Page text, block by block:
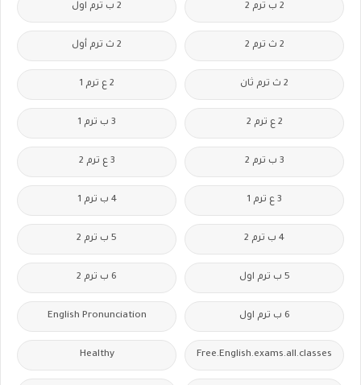
2 ب ترم 2 2 ب ترم اول
2 ث ترم 2 2 ث ترم أول
2 ث ترم ثان 2 ع ترم 1
2 ع ترم 2 3 ب ترم 1
3 ب ترم 2 3 ع ترم 2
3 ع ترم 1 4 ب ترم 1
4 ب ترم 2 5 ب ترم 2
5 ب ترم اول 6 ب ترم 2
6 ب ترم اول English Pronunciation
Free.English.exams.all.classes
Healthy